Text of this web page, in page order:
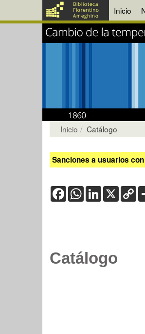
Inicio
Inicio Catálogo
Sanciones a usuarios
FacebookWhatsApp
LinkedIn
X
Catálogo